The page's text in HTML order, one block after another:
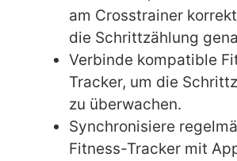
am Crosstrainer
die Schrittzählung
Verbinde kompatible
Tracker, um die
zu überwachen.
Synchronisiere
Fitness-Tracker mit